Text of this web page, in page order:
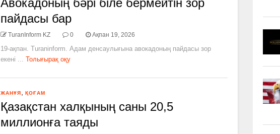
Авокадоның бәрі біле бермейтін зор
пайдасы бар
TuranInform KZ 0 Ақпан 19, 2026
19-ақпан. Turaninform. Адам денсаулығына авокадоның пайдасы зор
екені ... Толығырақ оқу
ЖАНҰЯ ҚОҒАМ
Қазақстан халқының саны 20,5
миллионға таяды